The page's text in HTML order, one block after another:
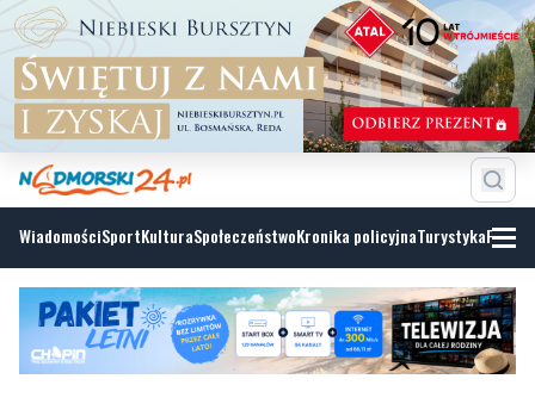
WiadomościSportKulturaSpołeczeństwoKronika policyjnaTurystyka